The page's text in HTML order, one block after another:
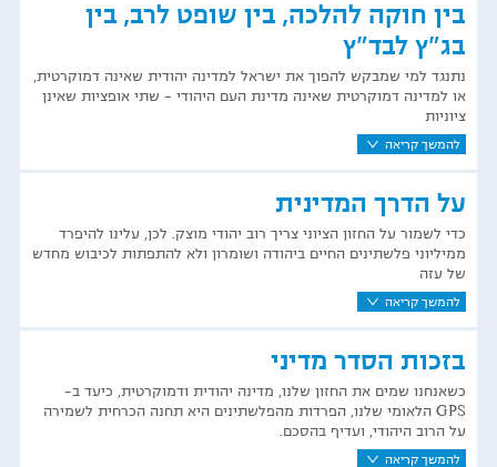
בין חוקה להלכה, בין שופט לרב, בין
בג"ץ לבד"ץ
להמשך קריאה
נתנגד למי שמבקש להפוך את ישראל למדינה יהודית שאינה דמוקרטית,
או למדינה דמוקרטית שאינה מדינת העם היהודי - שתי אופציות שאינן
ציוניות
על הדרך המדינית
להמשך קריאה
כדי לשמור על החזון הציוני צריך רוב יהודי מוצק. לכן, עלינו להיפרד
ממיליוני פלשתינים החיים ביהודה ושומרון ולא להתפתות לכיבוש מחדש
של עזה
בזכות הסדר מדיני
להמשך קריאה
כשאנחנו שמים את החזון שלנו, מדינה יהודית ודמוקרטית, כיעד ב-
GPS הלאומי שלנו, הפרדות מהפלשתינים היא תחנה הכרחית לשמירה
על הרוב היהודי, ועדיף בהסכם.